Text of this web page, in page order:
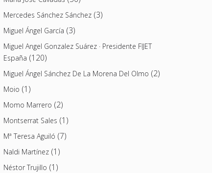
Mercedes Sánchez Sánchez(3)
Miguel Ángel García (3)
Miguel Angel Gonzalez Suárez · Presidente FIJET
España (120)
Miguel Ángel Sánchez De La Morena Del Olmo (2)
Moio (1)
Momo Marrero (2)
Montserrat Sales (1)
Mª Teresa Aguiló (7)
Naldi Martínez(1)
Néstor Trujillo (1)